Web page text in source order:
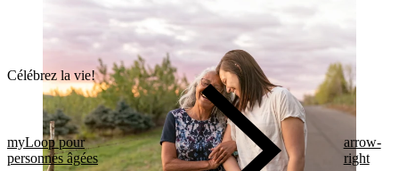
Célébrez la vie!
myLoop pour
personnes âgées
arrow-
right